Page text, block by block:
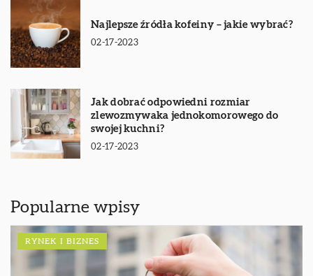
Najlepsze źródła kofeiny – jakie wybrać?
02-17-2023
Jak dobrać odpowiedni rozmiar
zlewozmywaka jednokomorowego do
swojej kuchni?
02-17-2023
Popularne wpisy
RYNEK I BIZNES